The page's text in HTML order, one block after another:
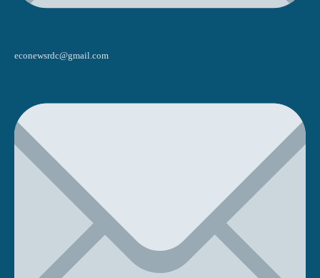
econewsrdc@gmail.com